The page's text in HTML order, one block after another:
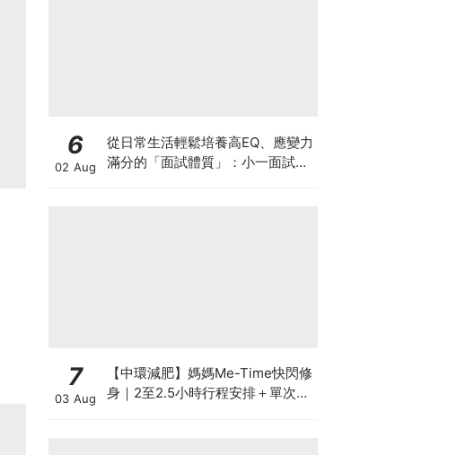
6
02 Aug
從日常生活輕鬆培養高EQ、應變力
滿分的「面試體質」：小一面試最
7
03 Aug
【中環減肥】媽媽Me-Time快閃修
身｜2至2.5小時行程安排＋單次收